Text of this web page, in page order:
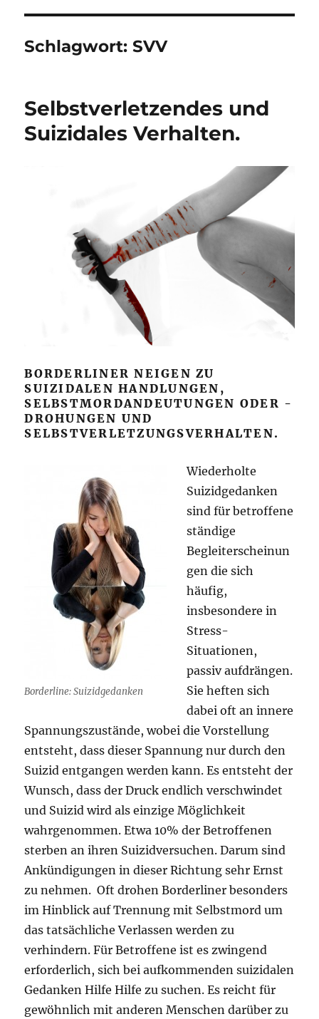
Schlagwort:SVV
Selbstverletzendes und
Suizidales Verhalten.
BORDERLINER NEIGEN ZU
SUIZIDALEN HANDLUNGEN,
SELBSTMORDANDEUTUNGEN ODER -
DROHUNGEN UND
SELBSTVERLETZUNGSVERHALTEN.
Borderline: Suizidgedanken
Wiederholte
Suizidgedanken
sind für betroffene
ständige
Begleiterscheinun
gen die sich
häufig,
insbesondere in
Stress-
Situationen,
passiv aufdrängen.
Sie heften sich
dabei oft an innere
Spannungszustände, wobei die Vorstellung
entsteht, dass dieser Spannung nur durch den
Suizid entgangen werden kann. Es entsteht der
Wunsch, dass der Druck endlich verschwindet
und Suizid wird als einzige Möglichkeit
wahrgenommen. Etwa 10% der Betroffenen
sterben an ihren Suizidversuchen. Darum sind
Ankündigungen in dieser Richtung sehr Ernst
zu nehmen. Oft drohen Borderliner besonders
im Hinblick auf Trennung mit Selbstmord um
das tatsächliche Verlassen werden zu
verhindern. Für Betroffene ist es zwingend
erforderlich, sich bei aufkommenden suizidalen
Gedanken Hilfe Hilfe zu suchen. Es reicht für
gewöhnlich mit anderen Menschen darüber zu